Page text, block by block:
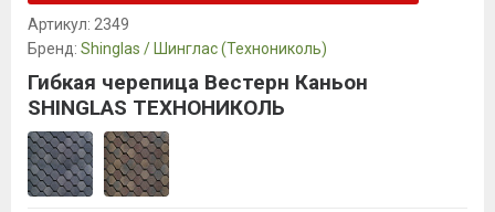
Артикул: 2349
Бренд: Shinglas / Шинглас (Технониколь)
Гибкая черепица Вестерн Каньон
SHINGLAS ТЕХНОНИКОЛЬ